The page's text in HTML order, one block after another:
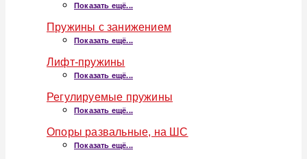
Показать ещё...
Пружины с занижением
Показать ещё...
Лифт-пружины
Показать ещё...
Регулируемые пружины
Показать ещё...
Опоры развальные, на ШС
Показать ещё...